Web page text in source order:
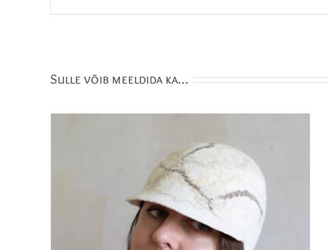
Sulle võib meeldida ka…